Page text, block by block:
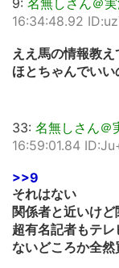
9: 名無しさん＠
16:34:48.92
ええ馬の情報教
ほとちゃんでいい
33: 名無しさん＠
16:59:01.84
>>9
それはない
関係者と近いけ
超有名記者もテ
ないどころか全然